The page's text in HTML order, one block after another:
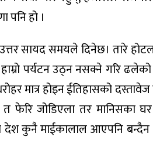
पनि हो ।
सायद समयले दिनेछ। तारे
हाम्रो पर्यटन उठ्न नसक्ने गरि
मात्र होइन ईतिहासको दस्तावेज
जोडिएला तर मानिसका घर
देश कुनै माईकालाल आएपनि बन्दैन